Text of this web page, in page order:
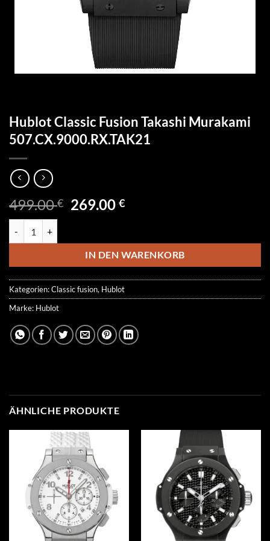
Hublot Classic Fusion Takashi Murakami
507.CX.9000.RX.TAK21
499.00€ Ursprünglicher
499.00 €
269.00€Aktueller
269.00 €.
IN DEN WARENKORB
Kategorien:Classic fusion, Hublot
Marke: Hublot
ÄHNLICHE PRODUKTE